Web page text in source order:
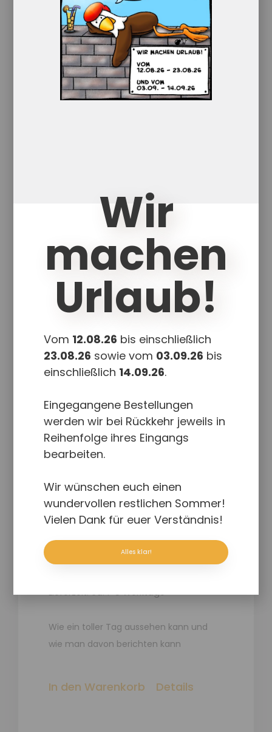
Lieferzeit: ca. 1-5 Werktage
Ein riesiger Kobold wohnt in einem faulen
Pilz. Oder war es ein fauler Kobold?
In den Warenkorb Details
Ein toller Tag
Enthält 7% red. MwSt.
Lieferzeit: ca. 1-5 Werktage
Wie ein toller Tag aussehen kann und
wie man davon berichten kann
In den Warenkorb Details
Wir
machen
Urlaub!
Vom 12.08.26 bis einschließlich
23.08.26 sowie vom 03.09.26 bis
einschließlich 14.09.26.
Eingegangene Bestellungen
werden wir bei Rückkehr jeweils in
Reihenfolge ihres Eingangs
bearbeiten.
Wir wünschen euch einen
wundervollen restlichen Sommer!
Vielen Dank für euer Verständnis!
Alles klar!